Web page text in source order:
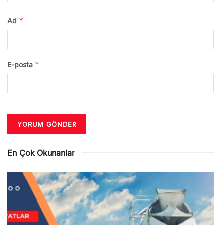
Ad *
E-posta *
En Çok Okunanlar